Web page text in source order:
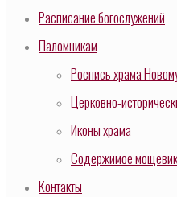
Расписание богослужений
Паломникам
Роспись храма
Церковно-
Иконы храма
Содержимое
Контакты